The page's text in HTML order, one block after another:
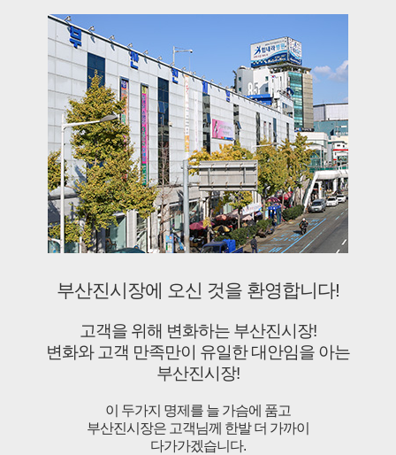
부산진시장에 오신 것을 환영합니다!
고객을 위해 변화하는 부산진시장!
변화와 고객 만족만이 유일한 대안임을 아는
부산진시장!
이 두가지 명제를 늘 가슴에 품고
부산진시장은 고객님께 한발 더 가까이
다가가겠습니다.